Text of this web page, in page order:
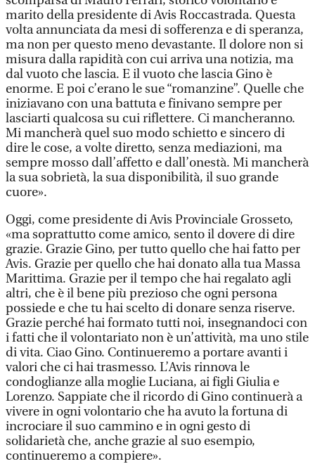
marito della presidente di Avis Roccastrada. Questa
volta annunciata da mesi di sofferenza e di speranza,
ma non per questo meno devastante. Il dolore non si
misura dalla rapidità con cui arriva una notizia, ma
dal vuoto che lascia. E il vuoto che lascia Gino è
enorme. E poi c’erano le sue “romanzine”. Quelle che
iniziavano con una battuta e finivano sempre per
lasciarti qualcosa su cui riflettere. Ci mancheranno.
Mi mancherà quel suo modo schietto e sincero di
dire le cose, a volte diretto, senza mediazioni, ma
sempre mosso dall’affetto e dall’onestà. Mi mancherà
la sua sobrietà, la sua disponibilità, il suo grande
cuore».
Oggi, come presidente di Avis Provinciale Grosseto,
«ma soprattutto come amico, sento il dovere di dire
grazie. Grazie Gino, per tutto quello che hai fatto per
Avis. Grazie per quello che hai donato alla tua Massa
Marittima. Grazie per il tempo che hai regalato agli
altri, che è il bene più prezioso che ogni persona
possiede e che tu hai scelto di donare senza riserve.
Grazie perché hai formato tutti noi, insegnandoci con
i fatti che il volontariato non è un’attività, ma uno stile
di vita. Ciao Gino. Continueremo a portare avanti i
valori che ci hai trasmesso. L’Avis rinnova le
condoglianze alla moglie Luciana, ai figli Giulia e
Lorenzo. Sappiate che il ricordo di Gino continuerà a
vivere in ogni volontario che ha avuto la fortuna di
incrociare il suo cammino e in ogni gesto di
solidarietà che, anche grazie al suo esempio,
continueremo a compiere».